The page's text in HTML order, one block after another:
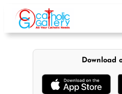
content
Download